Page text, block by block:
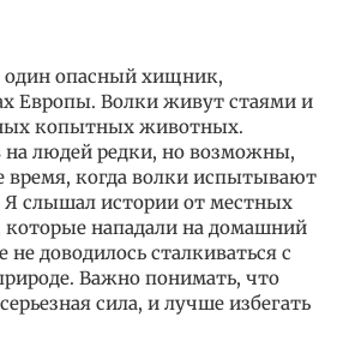
опасный хищник,
Европы. Волки живут стаями и
копытных животных.
на людей редки, но возможны,
время, когда волки испытывают
слышал истории от местных
которые нападали на домашний
доводилось сталкиваться с
Важно понимать, что
сила, и лучше избегать